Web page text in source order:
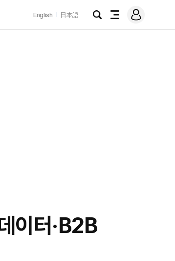
English 日本語
검
전
메
그
이터·B2B